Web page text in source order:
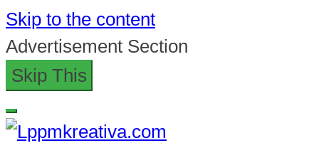
Skip to the content
Advertisement Section
Skip This